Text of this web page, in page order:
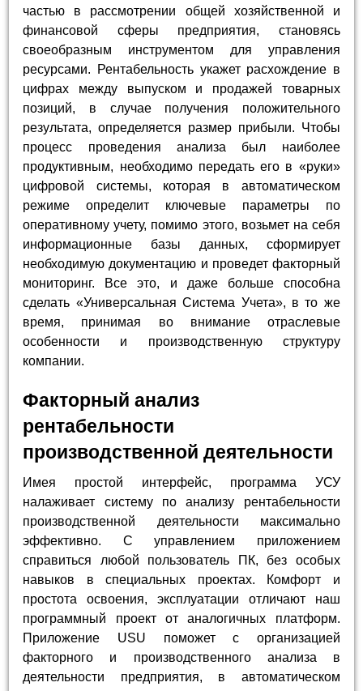
частью в рассмотрении общей хозяйственной и
финансовой сферы предприятия, становясь
своеобразным инструментом для управления
ресурсами. Рентабельность укажет расхождение в
цифрах между выпуском и продажей товарных
позиций, в случае получения положительного
результата, определяется размер прибыли. Чтобы
процесс проведения анализа был наиболее
продуктивным, необходимо передать его в «руки»
цифровой системы, которая в автоматическом
режиме определит ключевые параметры по
оперативному учету, помимо этого, возьмет на себя
информационные базы данных, сформирует
необходимую документацию и проведет факторный
мониторинг. Все это, и даже больше способна
сделать «Универсальная Система Учета», в то же
время, принимая во внимание отраслевые
особенности и производственную структуру
компании.
Факторный анализ
рентабельности
производственной деятельности
Имея простой интерфейс, программа УСУ
налаживает систему по анализу рентабельности
производственной деятельности максимально
эффективно. С управлением приложением
справиться любой пользователь ПК, без особых
навыков в специальных проектах. Комфорт и
простота освоения, эксплуатации отличают наш
программный проект от аналогичных платформ.
Приложение USU поможет с организацией
факторного и производственного анализа в
деятельности предприятия, в автоматическом